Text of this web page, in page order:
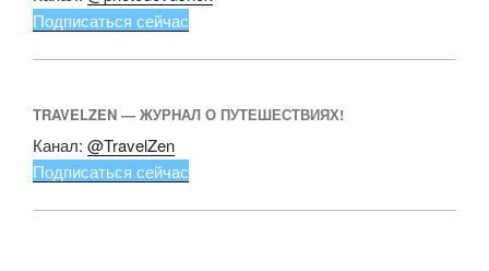
Подписаться сейчас
TRAVELZEN — ЖУРНАЛ О ПУТЕШЕСТВИЯХ!
Канал: @TravelZen
Подписаться сейчас